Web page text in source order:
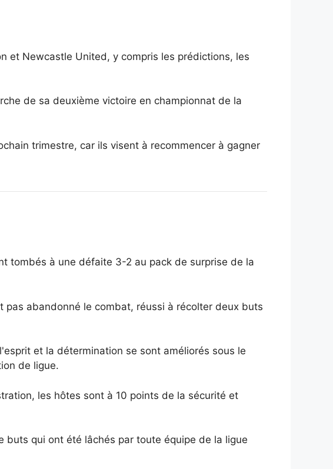
et Newcastle United, y compris les prédictions, les
de sa deuxième victoire en championnat de la
trimestre, car ils visent à recommencer à gagner
tombés à une défaite 3-2 au pack de surprise de la
abandonné le combat, réussi à récolter deux buts
et la détermination se sont améliorés sous le
de ligue.
les hôtes sont à 10 points de la sécurité et
qui ont été lâchés par toute équipe de la ligue